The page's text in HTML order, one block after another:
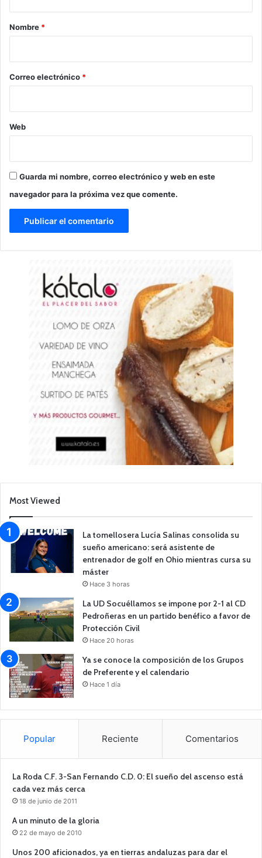
r
*
Nombre *
Correo electrónico *
Web
Guarda mi nombre, correo electrónico y web en este
navegador para la próxima vez que comente.
Most Viewed
La tomellosera Lucía Salinas consolida su
sueño americano: será asistente de
entrenador de golf en Ohio mientras cursa su
máster
Hace 3 horas
La UD Socuéllamos se impone por 2-1 al CD
Pedroñeras en un partido benéfico a favor de
Protección Civil
Hace 20 horas
Ya se conoce la composición de los Grupos
de Preferente y el calendario
Hace 1 día
Popular Reciente Comentarios
La Roda C.F. 3-San Fernando C.D. 0: El sueño del ascenso está
cada vez más cerca
18 de junio de 2011
A un minuto de la gloria
22 de mayo de 2010
Unos 200 aficionados, ya en tierras andaluzas para dar el